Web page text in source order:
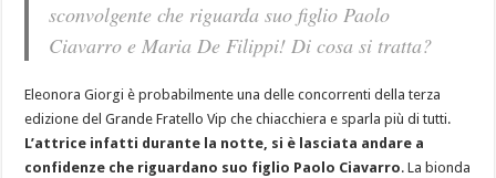
sconvolgente che riguarda suo figlio Paolo
Ciavarro e Maria De Filippi! Di cosa si tratta?
Eleonora Giorgi è probabilmente una delle concorrenti della terza
edizione del Grande Fratello Vip che chiacchiera e sparla più di tutti.
L’attrice infatti durante la notte, si è lasciata andare a
confidenze che riguardano suo figlio Paolo Ciavarro. La bionda